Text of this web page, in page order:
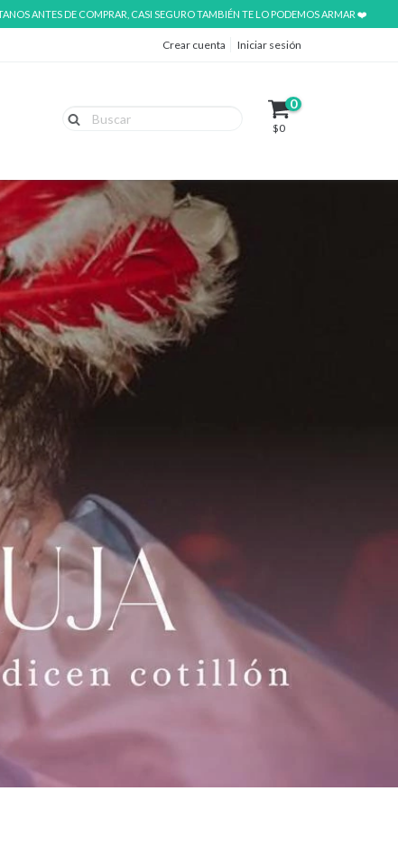
ANTES DE COMPRAR, CASI SEGURO TAMBIÉN TE LO PODEMOS ARMAR ❤️
Crear cuenta Iniciar sesión
0
$0